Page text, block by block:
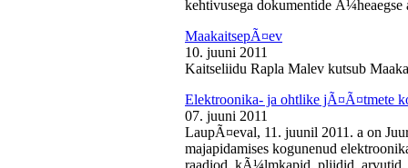
kehtivusega dokumentide Ã¼heaegse
MaakaitsepÃ¤ev
10. juuni 2011
Kaitseliidu Rapla Malev kutsub
Elektroonika- ja ohtlike jÃ¤Ã¤tmete
07. juuni 2011
LaupÃ¤eval, 11. juunil 2011. a on
majapidamises kogunenud
raadiod, kÃ¼lmkapid, pliidid,